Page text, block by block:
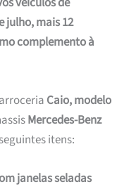
julho, mais 12
complemento à
Caio, modelo
Mercedes-Benz
itens:
janelas seladas